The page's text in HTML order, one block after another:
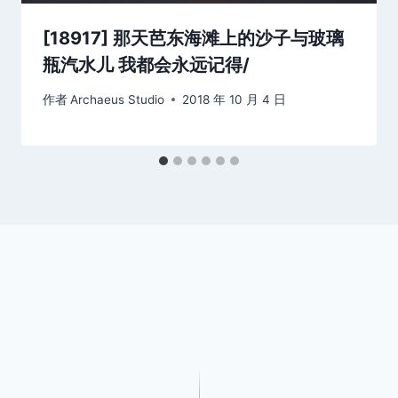
[18917] 那天芭东海滩上的沙子与玻璃
瓶汽水儿 我都会永远记得/
作者Archaeus Studio 2018 年 10 月 4 日